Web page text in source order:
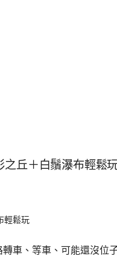
之丘＋白鬚瀑布輕鬆
車、等車、可能還沒位